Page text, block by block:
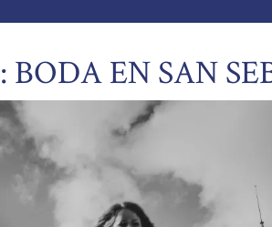
EN SAN